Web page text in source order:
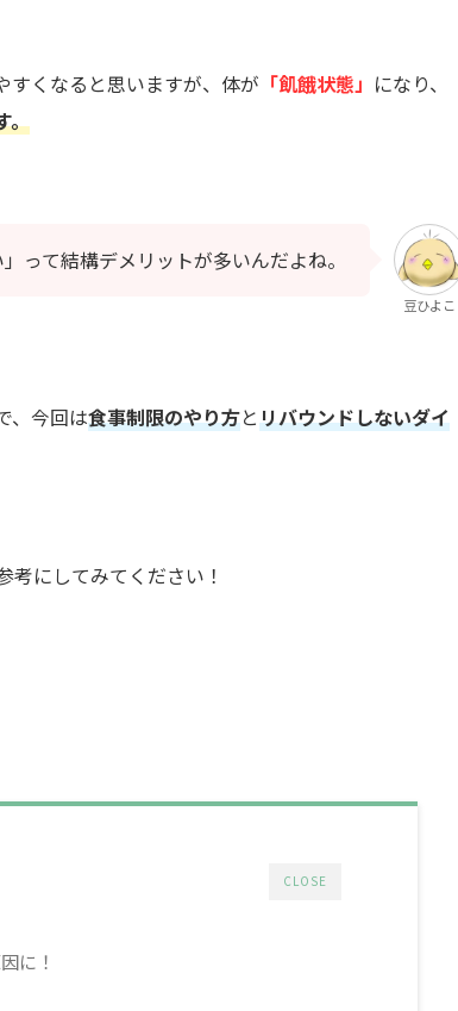
すくなると思いますが、体が 「飢餓状態」 になり、
。
」って結構デメリットが多いんだよね。
豆ひよこ
、今回は食事制限のやり方とリバウンドしないダイ
にしてみてください！
CLOSE
に！